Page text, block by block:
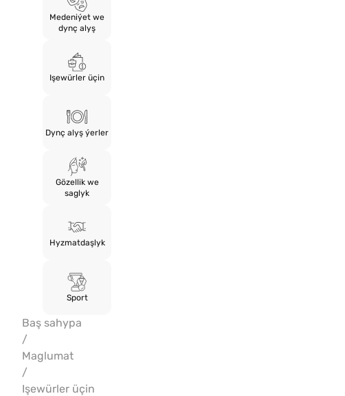
Medeniýet we
dynç alyş
Işewürler üçin
Dynç alyş ýerler
Gözellik we
saglyk
Hyzmatdaşlyk
Sport
Baş sahypa
/
Maglumat
/
Işewürler üçin